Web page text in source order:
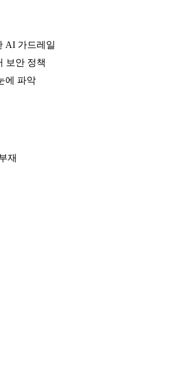
AI 가드레일
보안 정책
에 파악
재